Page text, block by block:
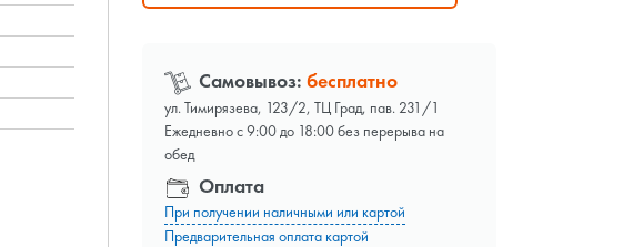
Самовывоз: бесплатно
ул. Тимирязева, 123/2, ТЦ Град, пав. 231/1
Ежедневно с 9:00 до 18:00 без перерыва на
обед
Оплата
При получении наличными или картой
Предварительная оплата картой